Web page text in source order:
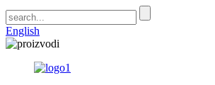
English